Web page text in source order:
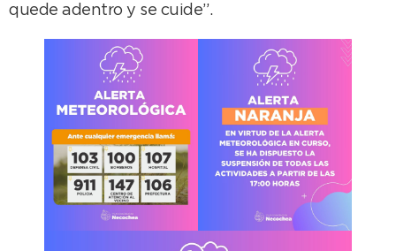
quede adentro y se cuide”.